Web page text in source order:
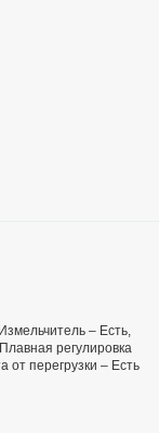
– Есть,
регулировка
от перегрузки – Есть